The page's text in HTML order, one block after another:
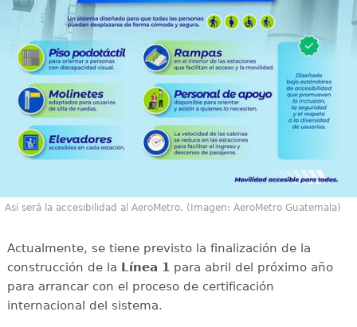
Así será la accesibilidad al AeroMetro. (Imagen: AeroMetro Guatemala)
Actualmente, se tiene previsto la finalización de la
construcción de la Línea 1para abril del próximo año
para arrancar con el proceso de certificación
internacional del sistema.